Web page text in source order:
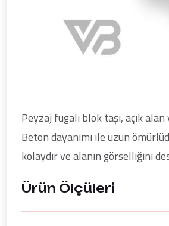
Peyzaj fugalı blok taşı, açık
Beton dayanımı ile uzun
kolaydır ve alanın görselliğini
Ürün Ölçüleri